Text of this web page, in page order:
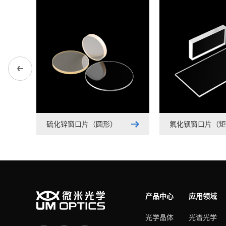
硫化锌窗口片（圆形） 氟化钡窗口片（
产品中心
光学晶体
应用领域
光谱光学